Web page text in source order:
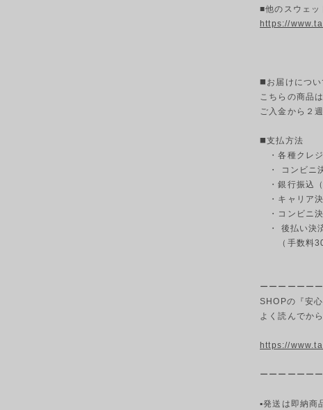
■他のスウェッ
https://
◼️お届けについ
こちらの商品
ご入金から２
◼️支払方法
・各種クレ
・ コンビニ
・銀行振込（
・キャリア
・コンビニ
・ 後払い決
（手数料
ーーーーーー
SHOPの『安
よく読ん
https://
ーーーーーー
▪発送は即納商